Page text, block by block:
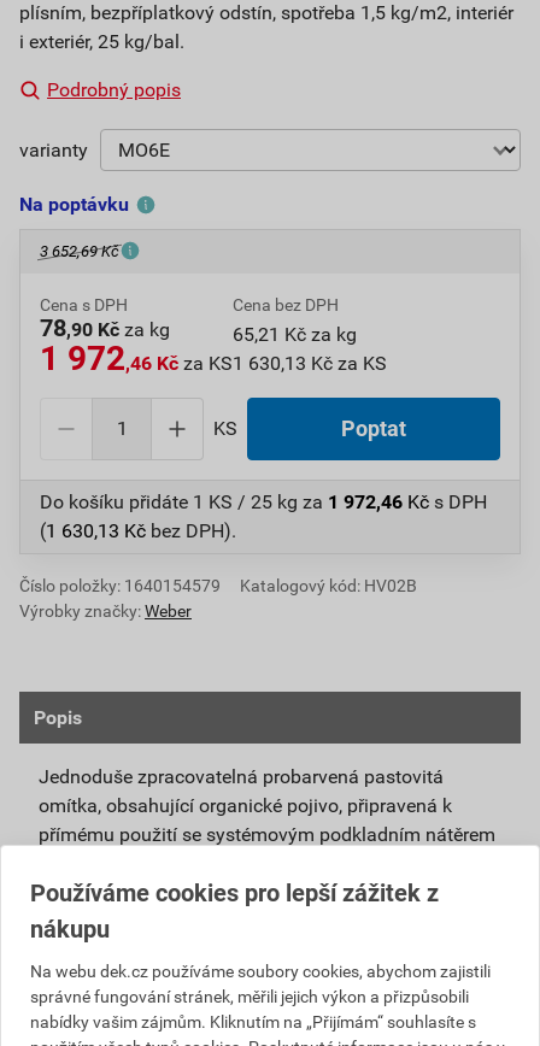
plísním, bezpříplatkový odstín, spotřeba 1,5 kg/m2, interiér
i exteriér, 25 kg/bal.
Podrobný popis
varianty
Na poptávku
3 652,69 Kč
Cena s DPH
78,90 Kč za kg
1 972,46 Kč za KS
Cena bez DPH
65,21 Kč za kg
1 630,13 Kč za KS
KS Poptat
Do košíku přidáte 1 KS / 25 kg za 1 972,46 Kč s DPH
(1 630,13 Kč bez DPH).
Číslo položky: 1640154579
Katalogový kód: HV02B
Výrobky značky:Weber
Popis
Jednoduše zpracovatelná probarvená pastovitá
omítka, obsahující organické pojivo, připravená k
přímému použití se systémovým podkladním nátěrem
Vlivem ochlazování vnějšího souvrství
zateplovacích systémů v nočních hodinách,
dochází ke kondenzaci vody na povrchu, která
vytváří živnou půdu pro růst nevzhledných řas.
Povrch omítky weberpas aquaBalance dokáže
Používáme cookies pro lepší zážitek z
nákupu
Na webu dek.cz používáme soubory cookies, abychom zajistili
správné fungování stránek, měřili jejich výkon a přizpůsobili
nabídky vašim zájmům. Kliknutím na „Přijímám“ souhlasíte s